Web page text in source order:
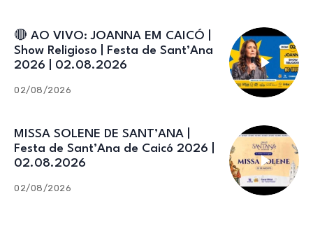
🔴 AO VIVO: JOANNA EM CAICÓ |
Show Religioso | Festa de Sant’Ana
2026 | 02.08.2026
02/08/2026
MISSA SOLENE DE SANT’ANA |
Festa de Sant’Ana de Caicó 2026 |
02.08.2026
02/08/2026